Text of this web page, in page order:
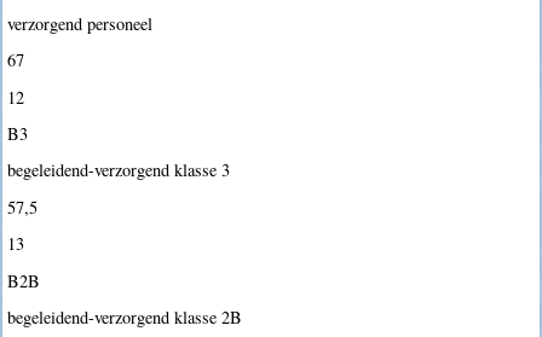
verzorgend personeel
67
12
B3
begeleidend-verzorgend klasse 3
57,5
13
B2B
begeleidend-verzorgend klasse 2B